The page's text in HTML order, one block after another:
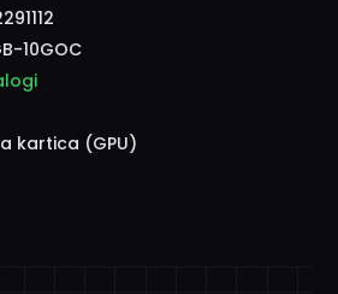
10GOC
kartica (GPU)